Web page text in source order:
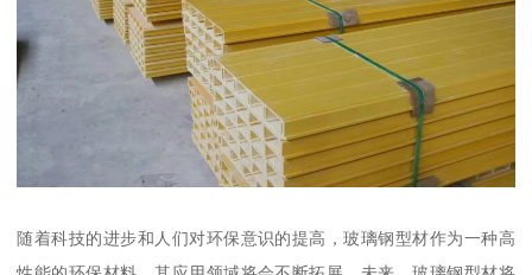
随着科技的进步和人们对环保意识的提高，玻璃钢型材作为一种高